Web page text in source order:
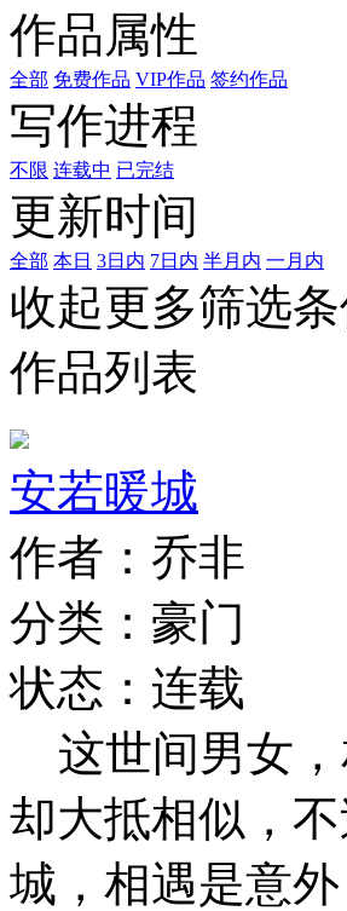
作品属性
全部 免费作品 VIP作品 签约作品
写作进程
不限 连载中 已完结
更新时间
全部 本日 3日内 7日内 半月内 一月内
收起更多筛选
作品列表
安若暖城
作者：乔非
分类：豪门
状态：连载
这世间男女，
却大抵相似，
城，相遇是意